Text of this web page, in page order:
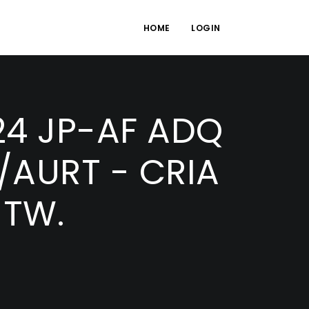
HOME LOGIN
JP-AF ADQ
AURT - CRIA